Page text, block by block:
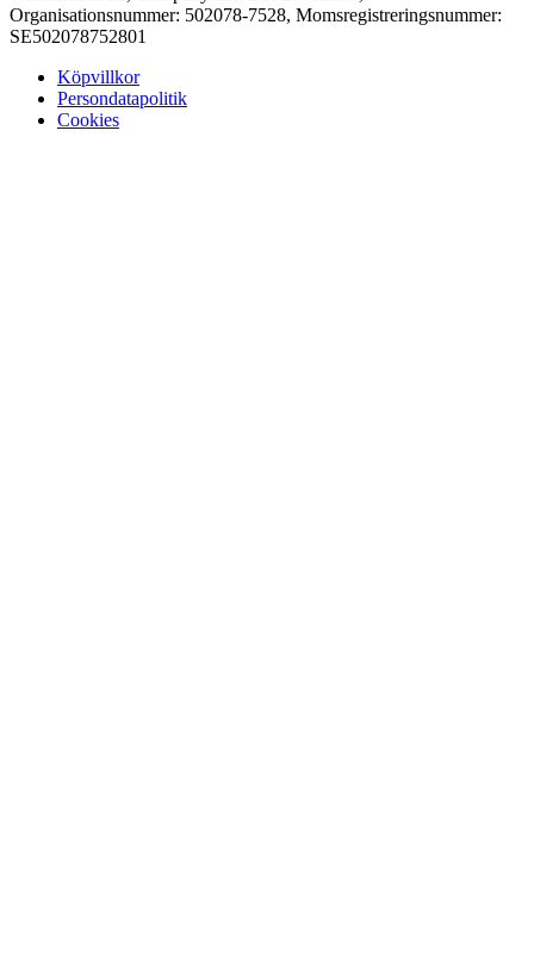
Organisationsnummer: 502078-7528, Momsregistreringsnummer:
SE502078752801
Köpvillkor
Persondatapolitik
Cookies